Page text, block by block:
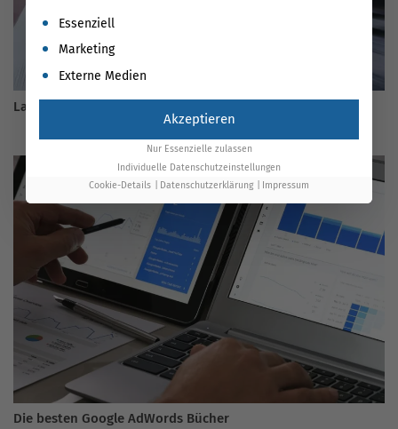
Ladezeiten richtig optimieren 2026
Die besten Google AdWords Bücher
Es folgt eine Liste der Service-Gruppen, für die eine
Essenziell
Marketing
Externe Medien
Akzeptieren
Nur Essenzielle zulassen
Individuelle Datenschutzeinstellungen
Cookie-Details
Datenschutzerklärung Impressum